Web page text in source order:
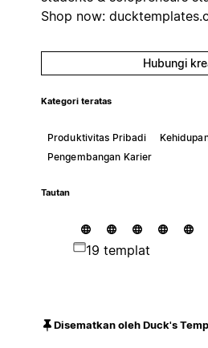
Shop now:
Hubungi
Kategori teratas
Produktivitas Pribadi
Pengembangan Karier
Tautan
19 templat
Disematkan oleh Duck's